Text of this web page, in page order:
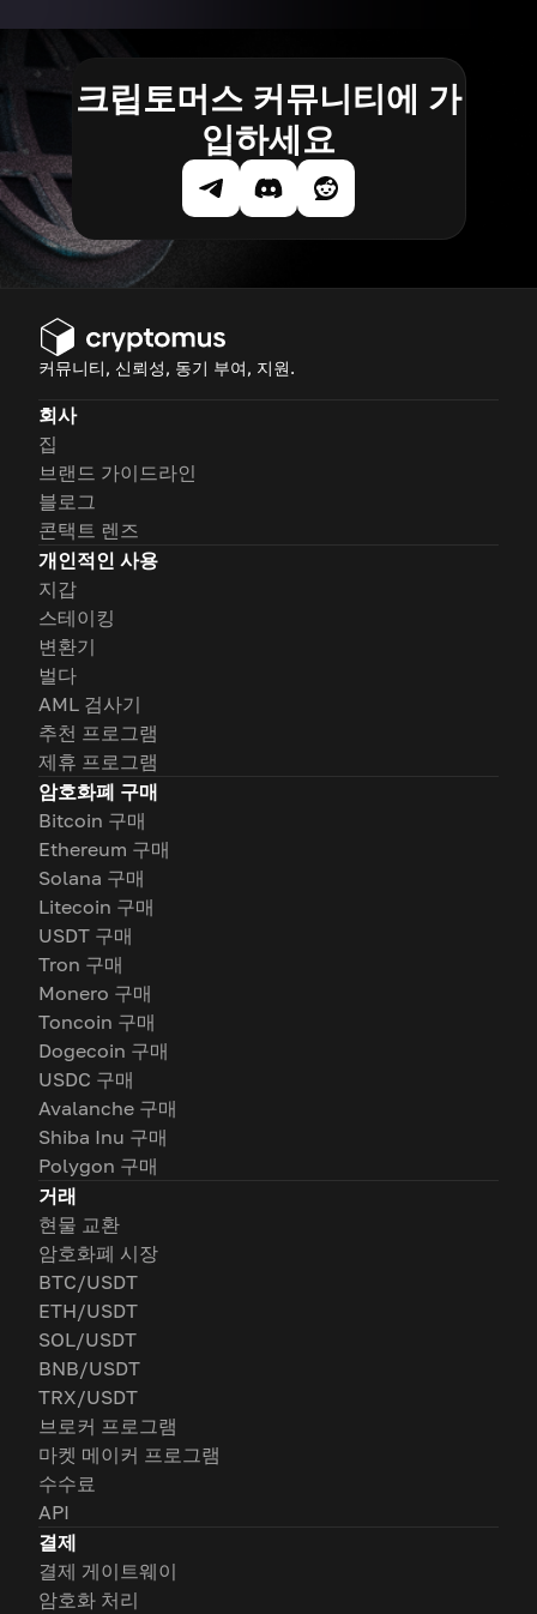
크립토머스 커뮤니티에 가
입하세요
커뮤니티, 신뢰성, 동기 부여, 지원.
회사
집
브랜드 가이드라인
블로그
콘택트 렌즈
개인적인 사용
지갑
스테이킹
변환기
벌다
AML 검사기
추천 프로그램
제휴 프로그램
암호화폐 구매
Bitcoin 구매
Ethereum 구매
Solana 구매
Litecoin 구매
USDT 구매
Tron 구매
Monero 구매
Toncoin 구매
Dogecoin 구매
USDC 구매
Avalanche 구매
Shiba Inu 구매
Polygon 구매
거래
현물 교환
암호화폐 시장
BTC/USDT
ETH/USDT
SOL/USDT
BNB/USDT
TRX/USDT
브로커 프로그램
마켓 메이커 프로그램
수수료
API
결제
결제 게이트웨이
암호화 처리